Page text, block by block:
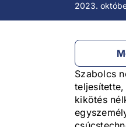
2023.
Szabolcs
kikötés